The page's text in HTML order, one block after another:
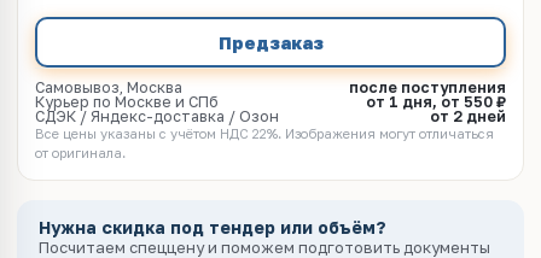
Предзаказ
Самовывоз, Москва
после поступления
Курьер по Москве и СПб
от 1 дня, от 550 ₽
СДЭК / Яндекс-доставка / Озон
от 2 дней
Все цены указаны с учётом НДС 22%. Изображения могут отличаться
от оригинала.
Нужна скидка под тендер или объём?
Посчитаем спеццену и поможем подготовить документы